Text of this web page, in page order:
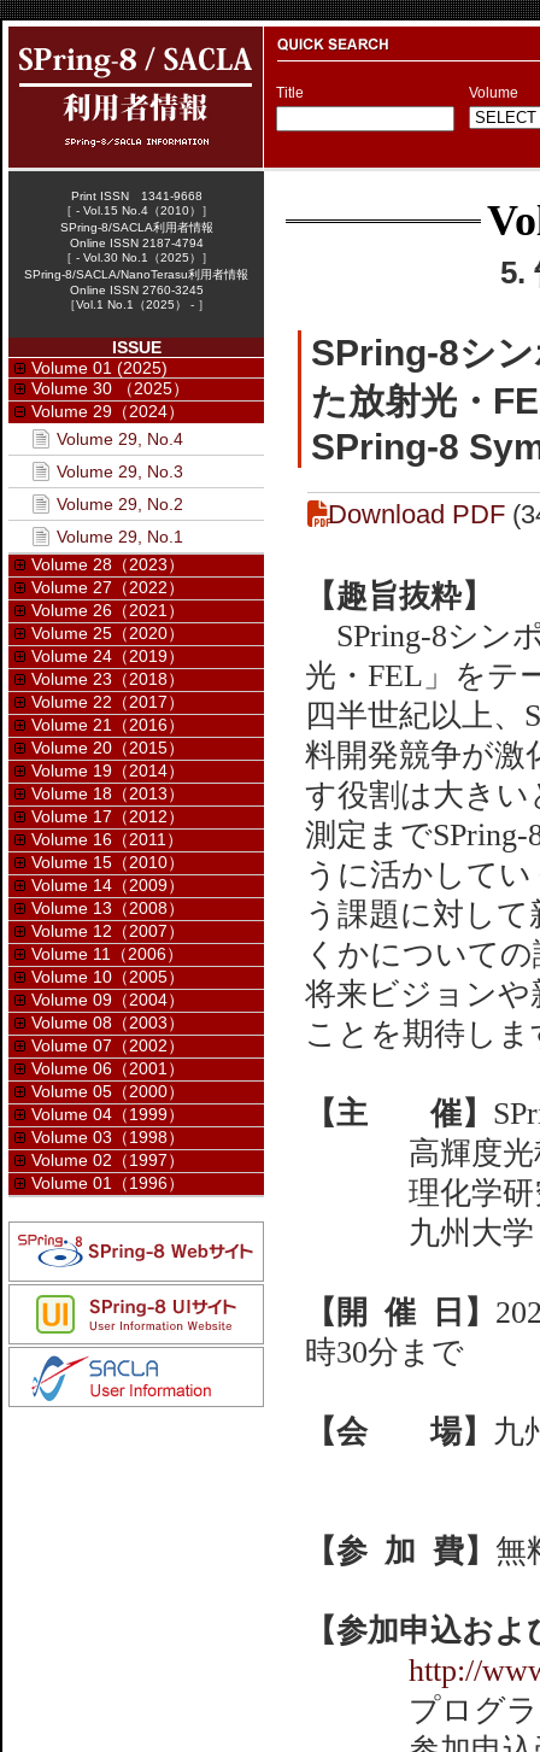
Title Volume
5.
SPring-8シ
た放射光・
SPring-8
Download PDF
【趣旨抜粋】
SPring-8シン
光・FEL」をテ
四半世紀以上
料開発競争が激
す役割は大き
測定まで
うに活かして
う課題に対し
くかについて
将来ビジョン
ことを期待しま
【主 催】
高輝度
理化学
九州大学
【開 催 日】
時30分まで
【会 場】 九
【参 加 費】 無
【参加申込お
http://
プログ
Print ISSN 1341-9668
［ - Vol.15 No.4（2010）］
SPring-8/SACLA利用者情報
Online ISSN 2187-4794
［ - Vol.30 No.1（2025）］
SPring-8/SACLA/NanoTerasu利用者情報
Online ISSN 2760-3245
［Vol.1 No.1（2025） - ］
ISSUE
Volume 01 (2025)
Volume 30 （2025）
Volume 29（2024）
Volume 29, No.4
Volume 29, No.3
Volume 29, No.2
Volume 29, No.1
Volume 28（2023）
Volume 27（2022）
Volume 26（2021）
Volume 25（2020）
Volume 24（2019）
Volume 23（2018）
Volume 22（2017）
Volume 21（2016）
Volume 20（2015）
Volume 19（2014）
Volume 18（2013）
Volume 17（2012）
Volume 16（2011）
Volume 15（2010）
Volume 14（2009）
Volume 13（2008）
Volume 12（2007）
Volume 11（2006）
Volume 10（2005）
Volume 09（2004）
Volume 08（2003）
Volume 07（2002）
Volume 06（2001）
Volume 05（2000）
Volume 04（1999）
Volume 03（1998）
Volume 02（1997）
Volume 01（1996）